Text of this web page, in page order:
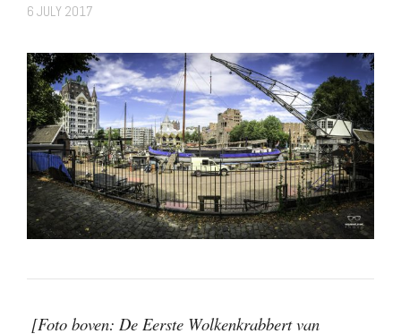
6 JULY 2017
[Foto boven: De Eerste Wolkenkrabbert van